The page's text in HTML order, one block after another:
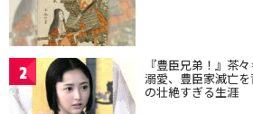
2 『豊臣兄弟！』茶
溺愛、豊臣家滅亡
の壮絶すぎる生涯